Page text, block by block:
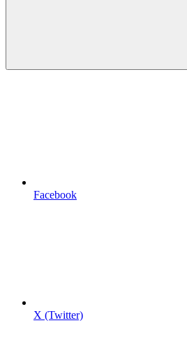
Facebook
X (Twitter)